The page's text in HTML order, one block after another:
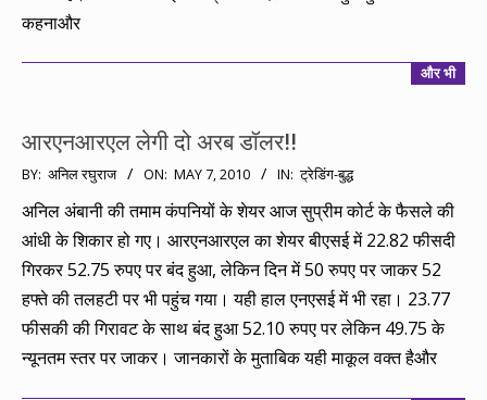
कहनाऔर
और भी
आरएनआरएल लेगी दो अरब डॉलर!!
2010-
05-
07
BY: अनिल रघुराज ON: MAY 7, 2010 IN: ट्रेडिंग-बुद्ध
अनिल अंबानी की तमाम कंपनियों के शेयर आज सुप्रीम कोर्ट के फैसले की
आंधी के शिकार हो गए। आरएनआरएल का शेयर बीएसई में 22.82 फीसदी
गिरकर 52.75 रुपए पर बंद हुआ, लेकिन दिन में 50 रुपए पर जाकर 52
हफ्ते की तलहटी पर भी पहुंच गया। यही हाल एनएसई में भी रहा। 23.77
फीसकी की गिरावट के साथ बंद हुआ 52.10 रुपए पर लेकिन 49.75 के
न्यूनतम स्तर पर जाकर। जानकारों के मुताबिक यही माकूल वक्त हैऔर